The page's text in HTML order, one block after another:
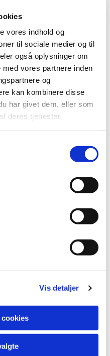
vores indhold og
til sociale medier og til
også oplysninger om
vores partnere inden
og
kan kombinere disse
har givet dem, eller som
deres tjenester.
Vis detaljer
kunne